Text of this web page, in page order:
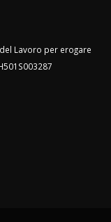
Lavoro per erogare